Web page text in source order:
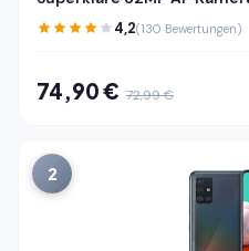
Leistungsstarker Octa-
6,88" 120Hz Display
4,2(130 Bewertungen)
74,90 € 72,99 €
2